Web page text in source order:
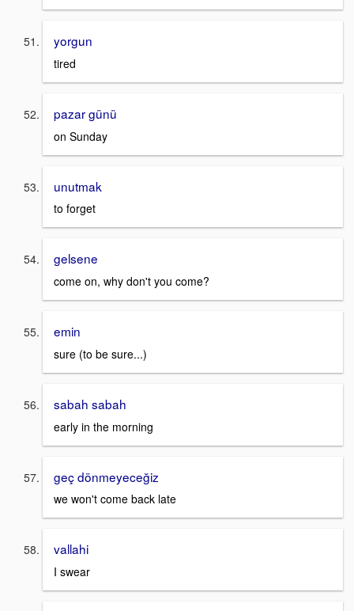
yorgun
tired
pazar günü
on Sunday
unutmak
to forget
gelsene
come on, why don't you come?
emin
sure (to be sure...)
sabah sabah
early in the morning
geç dönmeyeceğiz
we won't come back late
vallahi
I swear